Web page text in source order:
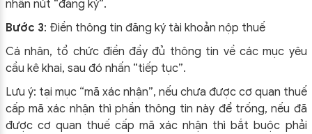
nhấn nút “đăng ký”.
Bước 3: Điền thông tin đăng ký tài khoản nộp thuế
Cá nhân, tổ chức điền đầy đủ thông tin về các mục yêu
cầu kê khai, sau đó nhấn “tiếp tục”.
Lưu ý: tại mục “mã xác nhận”, nếu chưa được cơ quan thuế
cấp mã xác nhận thì phần thông tin này để trống, nếu đã
được cơ quan thuế cấp mã xác nhận thì bắt buộc phải